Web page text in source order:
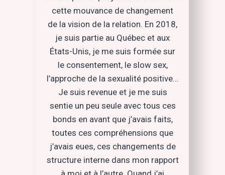
cette mouvance de changement
de la vision de la relation. En 2018,
je suis partie au Québec et aux
États-Unis, je me suis formée sur
le consentement, le slow sex,
l’approche de la sexualité positive…
Je suis revenue et je me suis
sentie un peu seule avec tous ces
bonds en avant que j’avais faits,
toutes ces compréhensions que
j’avais eues, ces changements de
structure interne dans mon rapport